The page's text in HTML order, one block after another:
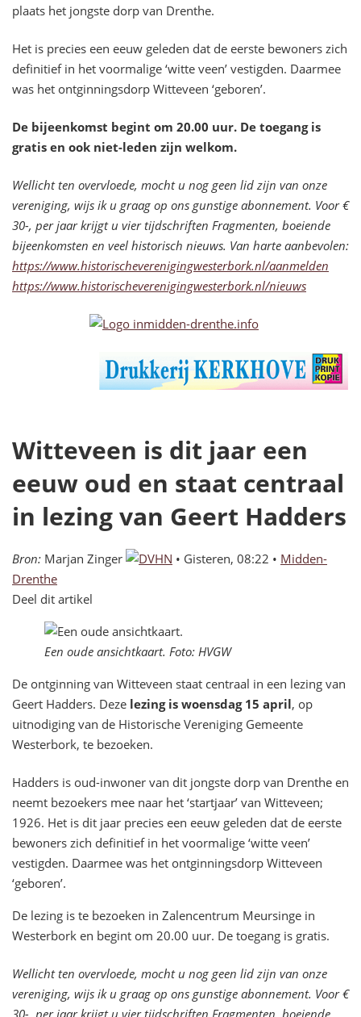
plaats het jongste dorp van Drenthe.
Het is precies een eeuw geleden dat de eerste bewoners zich
definitief in het voormalige ‘witte veen’ vestigden. Daarmee
was het ontginningsdorp Witteveen ‘geboren’.
De bijeenkomst begint om 20.00 uur. De toegang is
gratis en ook niet-leden zijn welkom.
Wellicht ten overvloede, mocht u nog geen lid zijn van onze
vereniging, wijs ik u graag op ons gunstige abonnement. Voor €
30-, per jaar krijgt u vier tijdschriften Fragmenten, boeiende
bijeenkomsten en veel historisch nieuws. Van harte aanbevolen:
https://www.historischeverenigingwesterbork.nl/aanmelden
https://www.historischeverenigingwesterbork.nl/nieuws
Witteveen is dit jaar een
eeuw oud en staat centraal
in lezing van Geert Hadders
Bron: Marjan Zinger • Gisteren, 08:22 • Midden-
Drenthe
Deel dit artikel
Een oude ansichtkaart. Foto: HVGW
De ontginning van Witteveen staat centraal in een lezing van
Geert Hadders. Deze lezing is woensdag 15 april, op
uitnodiging van de Historische Vereniging Gemeente
Westerbork, te bezoeken.
Hadders is oud-inwoner van dit jongste dorp van Drenthe en
neemt bezoekers mee naar het ‘startjaar’ van Witteveen;
1926. Het is dit jaar precies een eeuw geleden dat de eerste
bewoners zich definitief in het voormalige ‘witte veen’
vestigden. Daarmee was het ontginningsdorp Witteveen
‘geboren’.
De lezing is te bezoeken in Zalencentrum Meursinge in
Westerbork en begint om 20.00 uur. De toegang is gratis.
Wellicht ten overvloede, mocht u nog geen lid zijn van onze
vereniging, wijs ik u graag op ons gunstige abonnement. Voor €
30-, per jaar krijgt u vier tijdschriften Fragmenten, boeiende